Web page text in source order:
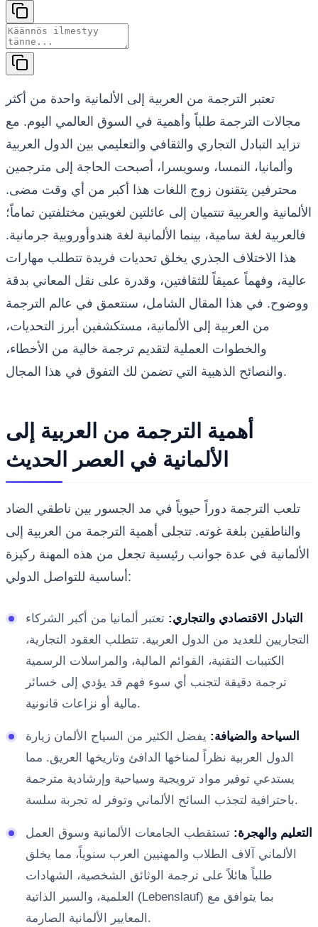
تعتبر الترجمة من العربية إلى الألمانية واحدة من أكثر
مجالات الترجمة طلباً وأهمية في السوق العالمي اليوم. مع
تزايد التبادل التجاري والثقافي والتعليمي بين الدول العربية
وألمانيا، النمسا، وسويسرا، أصبحت الحاجة إلى مترجمين
محترفين يتقنون زوج اللغات هذا أكبر من أي وقت مضى.
الألمانية والعربية تنتميان إلى عائلتين لغويتين مختلفتين تماماً؛
فالعربية لغة سامية، بينما الألمانية لغة هندوأوروبية جرمانية.
هذا الاختلاف الجذري يخلق تحديات فريدة تتطلب مهارات
عالية، وفهماً عميقاً للثقافتين، وقدرة على نقل المعاني بدقة
ووضوح. في هذا المقال الشامل، سنتعمق في عالم الترجمة
من العربية إلى الألمانية، مستكشفين أبرز التحديات،
والخطوات العملية لتقديم ترجمة خالية من الأخطاء،
والنصائح الذهبية التي تضمن لك التفوق في هذا المجال.
أهمية الترجمة من العربية إلى
الألمانية في العصر الحديث
تلعب الترجمة دوراً حيوياً في مد الجسور بين ناطقي الضاد
والناطقين بلغة غوته. تتجلى أهمية الترجمة من العربية إلى
الألمانية في عدة جوانب رئيسية تجعل من هذه المهنة ركيزة
أساسية للتواصل الدولي:
التبادل الاقتصادي والتجاري: تعتبر ألمانيا من أكبر الشركاء
التجاريين للعديد من الدول العربية. تتطلب العقود التجارية،
الكتيبات التقنية، القوائم المالية، والمراسلات الرسمية
ترجمة دقيقة لتجنب أي سوء فهم قد يؤدي إلى خسائر
مالية أو نزاعات قانونية.
السياحة والضيافة: يفضل الكثير من السياح الألمان زيارة
الدول العربية نظراً لمناخها الدافئ وتاريخها العريق. مما
يستدعي توفير مواد ترويجية وسياحية وإرشادية مترجمة
باحترافية لتجذب السائح الألماني وتوفر له تجربة سلسة.
التعليم والهجرة: تستقطب الجامعات الألمانية وسوق العمل
الألماني آلاف الطلاب والمهنيين العرب سنوياً، مما يخلق
طلباً هائلاً على ترجمة الوثائق الشخصية، الشهادات
العلمية، والسير الذاتية (Lebenslauf) بما يتوافق مع
المعايير الألمانية الصارمة.